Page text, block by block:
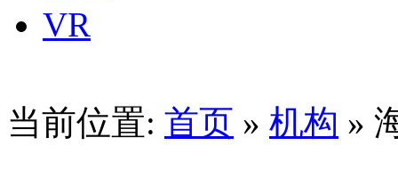
VR
当前位置: 首页 » 机构 »